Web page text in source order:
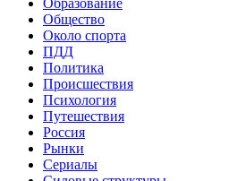
Общество
Около спорта
ПДД
Политика
Происшествия
Психология
Путешествия
Россия
Рынки
Сериалы